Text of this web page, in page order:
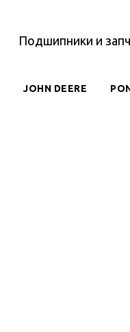
Подшипники и
JOHN DEERE